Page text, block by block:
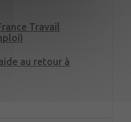
Travail
au retour à